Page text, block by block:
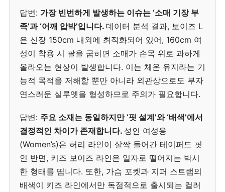
답변: 가장 빈번하게 발생하는 이슈는 ‘소매 기장 부
족’과 ‘어깨 압박’입니다. 데이터 분석 결과, 보이즈 L
은 신장 150cm 내외에 최적화되어 있어, 160cm 여
성이 착용 시 팔을 굽히면 소매가 손목 위로 과하게
올라오는 현상이 발생합니다. 이는 체온 유지라는 기
능적 목적을 저해할 뿐만 아니라 외관상으로도 부자
연스러운 실루엣을 형성하므로 주의가 필요합니다.
답변: 주요 소재는 동일하지만 ‘핏 설계’와 ‘배색’에서
결정적인 차이가 존재합니다. 성인 여성용
(Women’s)은 허리 라인이 살짝 들어간 테이퍼드 핏
인 반면, 키즈 보이즈 라인은 일자로 떨어지는 박시
한 형태를 띱니다. 또한, 가슴 포켓과 지퍼 스트랩의
배색이 키즈 라인에서만 독점적으로 출시되는 컬러